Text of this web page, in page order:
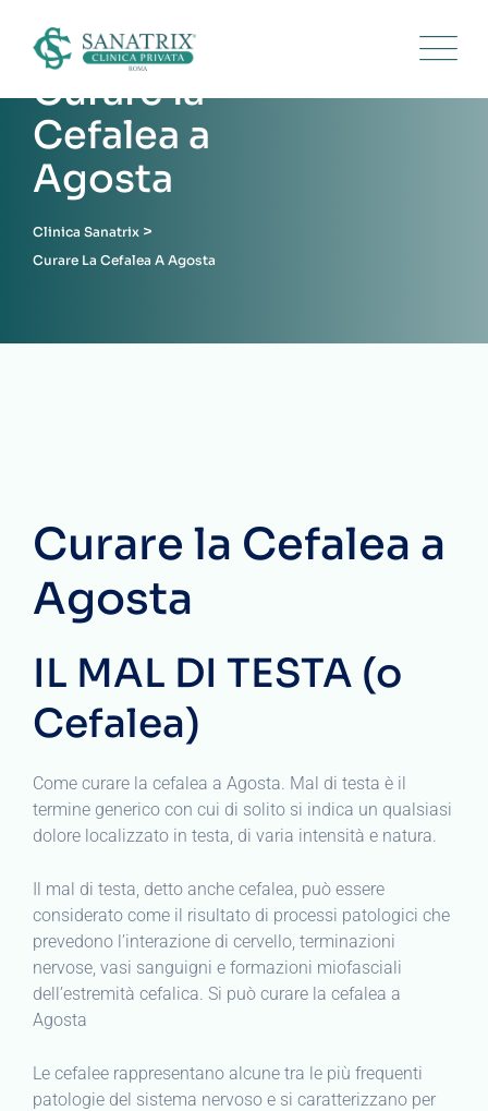
content
Curare la
Cefalea a
Agosta
Clinica Sanatrix >
Curare La Cefalea A Agosta
Curare la Cefalea a
Agosta
IL MAL DI TESTA (o
Cefalea)
Come curare la cefalea a Agosta. Mal di testa è il
termine generico con cui di solito si indica un qualsiasi
dolore localizzato in testa, di varia intensità e natura.
Il mal di testa, detto anche cefalea, può essere
considerato come il risultato di processi patologici che
prevedono l’interazione di cervello, terminazioni
nervose, vasi sanguigni e formazioni miofasciali
dell’estremità cefalica. Si può curare la cefalea a
Agosta
Le cefalee rappresentano alcune tra le più frequenti
patologie del sistema nervoso e si caratterizzano per